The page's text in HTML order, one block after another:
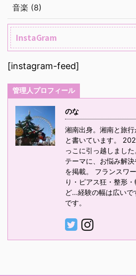
音楽 (8)
InstaGram
[instagram-feed]
管理人プロフィール
のな
湘南出身。湘南と旅
と書いています。
っこに引っ越しまし
テーマに、お悩み解
を掲載。 フランスワ
り・ピアス狂・整形
ど…経験の幅は広いで
です。